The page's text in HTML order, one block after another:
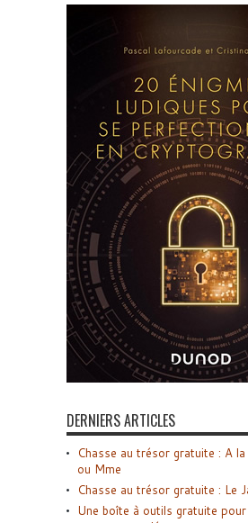
DERNIERS ARTICLES
Chasse au trésor gratuite : A
ou Mme
Chasse au trésor gratuite : Le
Une boîte à outils gratuite